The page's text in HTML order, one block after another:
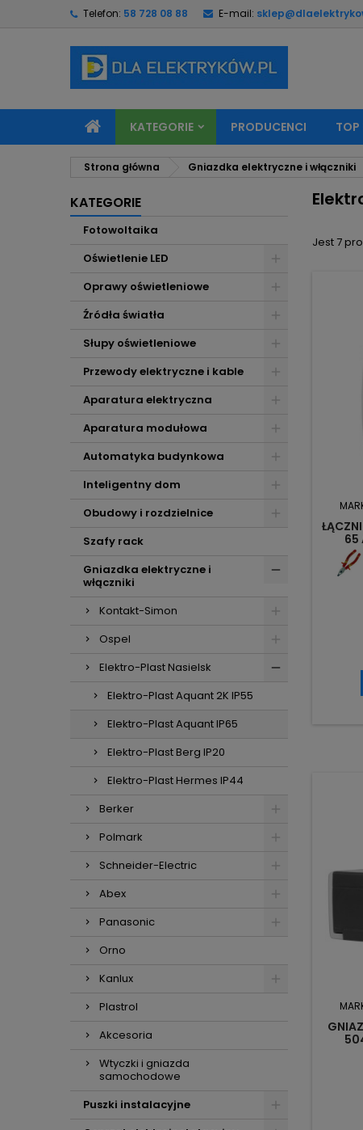
Telefon: 58 728 08 88 E-mail:
KATEGORIE PRODUCENCI TOP
Strona główna Gniazdka elektryczne i włączniki
KATEGORIE
Fotowoltaika
Oświetlenie LED
Oprawy oświetleniowe
Źródła światła
Słupy oświetleniowe
Przewody elektryczne i kable
Aparatura elektryczna
Aparatura modułowa
Automatyka budynkowa
Inteligentny dom
Obudowy i rozdzielnice
Szafy rack
Gniazdka elektryczne i
włączniki
Kontakt-Simon
Ospel
Elektro-Plast Nasielsk
Elektro-Plast Aquant 2K IP55
Elektro-Plast Aquant IP65
Elektro-Plast Berg IP20
Elektro-Plast Hermes IP44
Berker
Polmark
Schneider-Electric
Abex
Panasonic
Orno
Kanlux
Plastrol
Akcesoria
Wtyczki i gniazda
samochodowe
Puszki instalacyjne
Jest 7
65